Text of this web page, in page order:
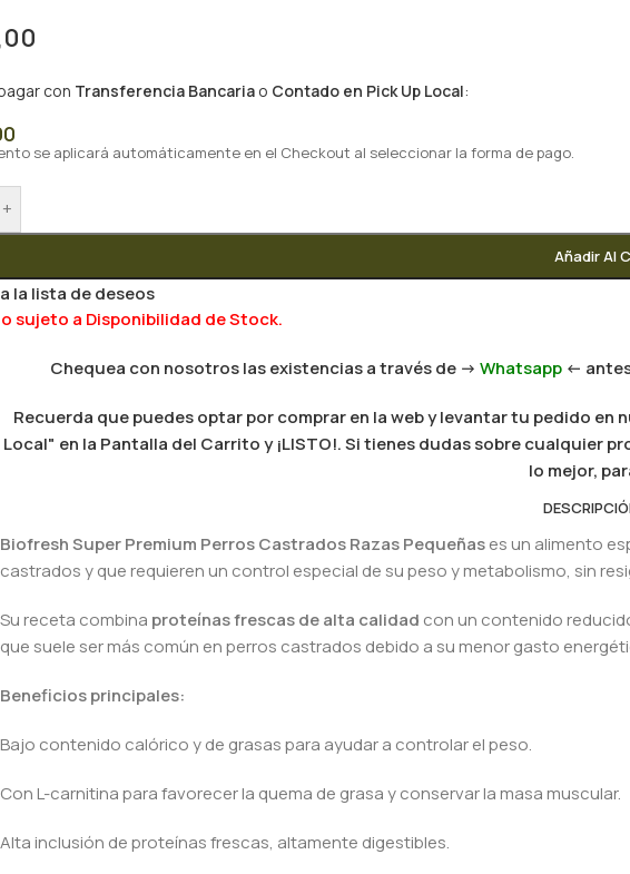
con Transferencia Bancaria o Contado en Pick Up Local:
se aplicará automáticamente en el Checkout al seleccionar la forma de pago.
+
Añadir Al
la lista de deseos
sujeto a Disponibilidad de Stock.
Chequea con nosotros las existencias a través de -> Whatsapp <-
Recuerda que puedes optar por comprar en la web y levantar tu pedido en
Local" en la Pantalla del Carrito y ¡LISTO!. Si tienes dudas sobre
lo mejor,
Biofresh Super Premium Perros Castrados Razas Pequeñases un alimento
castrados y que requieren un control especial de su peso y metabolismo, sin
Su receta combina proteínas frescas de alta calidad con un contenido
que suele ser más común en perros castrados debido a su menor gasto
Beneficios principales:
Bajo contenido calórico y de grasas para ayudar a controlar el peso.
Con L-carnitina para favorecer la quema de grasa y conservar la masa muscular.
Alta inclusión de proteínas frescas, altamente digestibles.